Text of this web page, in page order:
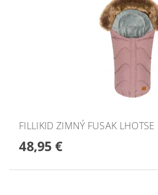
FILLIKID ZIMNÝ FUSAK LHOTSE
48,95 €